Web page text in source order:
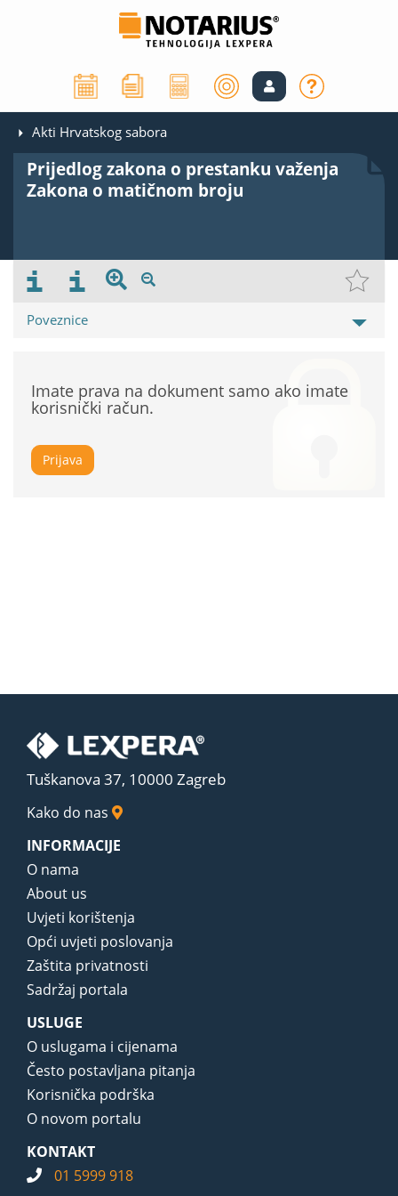
Akti Hrvatskog sabora
Prijedlog zakona o prestanku važenja
Zakona o matičnom broju
Poveznice
Imate prava na dokument samo ako imate
korisnički račun.
Prijava
Tuškanova 37, 10000 Zagreb
Kako do nas
INFORMACIJE
O nama
About us
Uvjeti korištenja
Opći uvjeti poslovanja
Zaštita privatnosti
Sadržaj portala
USLUGE
O uslugama i cijenama
Često postavljana pitanja
Korisnička podrška
O novom portalu
KONTAKT
01 5999 918